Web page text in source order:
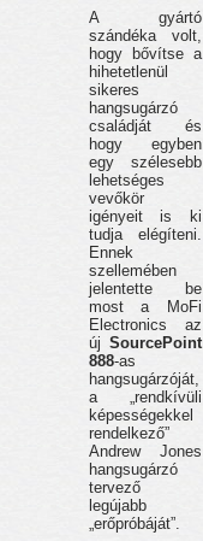
A gyártó
szándéka volt,
hogy bővítse a
hihetetlenül
sikeres
hangsugárzó
családját és
hogy egyben
egy szélesebb
lehetséges
vevőkör
igényeit is ki
tudja elégíteni.
Ennek
szellemében
jelentette be
most a MoFi
Electronics az
új SourcePoint
888-as
hangsugárzóját,
a „rendkívüli
képességekkel
rendelkező”
Andrew Jones
hangsugárzó
tervező
legújabb
„erőpróbáját”.